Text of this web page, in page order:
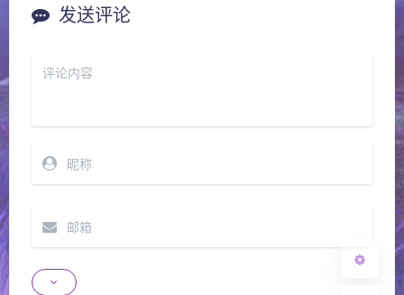
夜间模式
深阴影
发送评论